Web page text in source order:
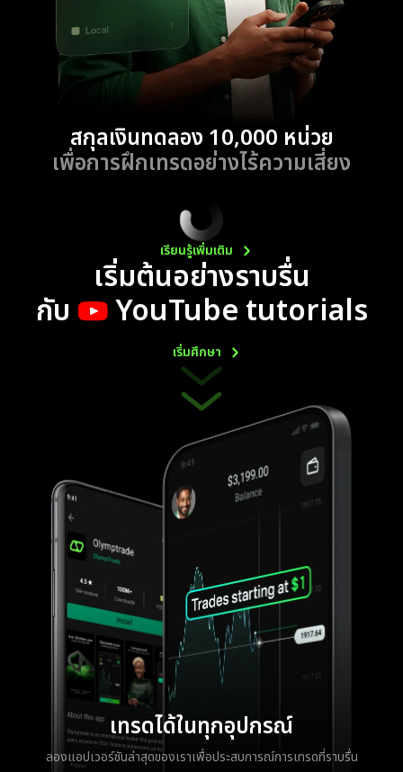
สกุลเงินทดลอง 10,000 หน่วย
เพื่อการฝึกเทรดอย่างไร้ความเสี่ยง
เรียนรู้เพิ่มเติม
เริ่มต้นอย่างราบรื่น
กับ YouTube tutorials
เริ่มศึกษา
เทรดได้ในทุกอุปกรณ์
ลองแอปเวอร์ชันล่าสุดของเราเพื่อประสบการณ์การเทรดที่ราบรื่น